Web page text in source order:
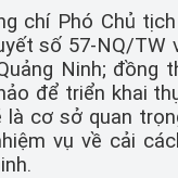
chí Phó Chủ
số 57-NQ/
Ninh; đồng
để triển khai
cơ sở quan
vụ về cải